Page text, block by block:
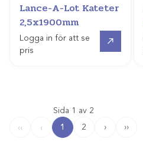
Lance-A-Lot Kateter
2,5x1900mm
Logga in för att se
pris
Sida 1 av 2
‹‹
‹ 1 2 › ››